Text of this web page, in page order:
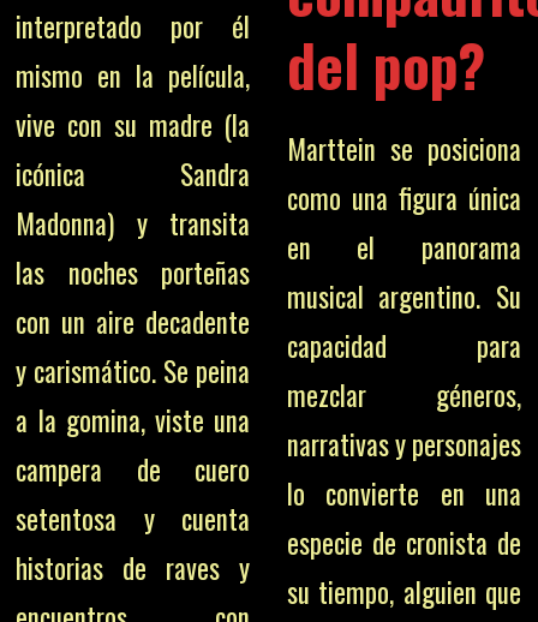
interpretado por él
mismo en la película,
vive con su madre (la
icónica Sandra
Madonna) y transita
las noches porteñas
con un aire decadente
y carismático. Se peina
a la gomina, viste una
campera de cuero
setentosa y cuenta
historias de raves y
del pop?
Marttein se posiciona
como una figura única
en el panorama
musical argentino. Su
capacidad para
mezclar géneros,
narrativas y personajes
lo convierte en una
especie de cronista de
su tiempo, alguien que